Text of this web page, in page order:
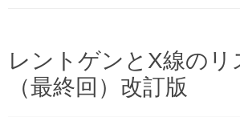
レントゲンとX線のリ
（最終回）改訂版